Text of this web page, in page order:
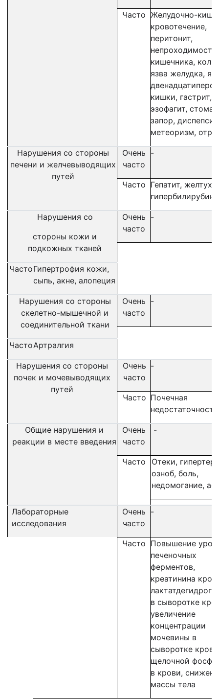
Часто Желудочно-
кровотечение,
перитонит,
непроходимость
кишечника,
язва желудка,
кишки, гастрит,
эзофагит,
запор,
метеоризм,
Нарушения со стороны
печени и желчевыводящих
путей
Очень
часто
-
Часто Гепатит, желтуха,
Нарушения со
стороны кожи и
подкожных тканей
Очень
часто
-
ЧастоГипертрофия кожи,
сыпь, акне, алопеция
Нарушения со стороны
скелетно-мышечной и
соединительной ткани
Очень
часто
-
ЧастоАртралгия
Нарушения со стороны
почек и мочевыводящих
путей
Очень
часто
-
Часто Почечная
недостаточность
Общие нарушения и
реакции в месте введения
Очень
часто
-
Часто
Отеки,
озноб, боль,
недомогание,
Лабораторные
исследования
Очень
часто
-
Часто Повышение
печеночных
ферментов,
креатинина
в сыворотке
увеличение
концентрации
мочевины в
сыворотке
щелочной
в крови,
массы тела